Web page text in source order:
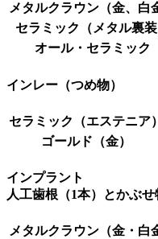
メタルクラウン（金、白
セラミック（メタル裏装
オール・セラミック
インレー（つめ物）
セラミック（エステニア）
ゴールド（金）
インプラント
人工歯根（1本）とかぶ
メタルクラウン（金・白